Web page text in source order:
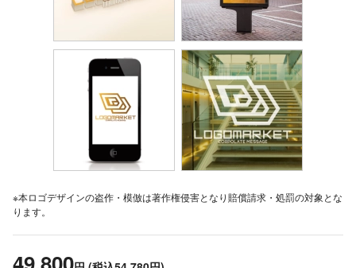
※本ロゴデザインの盗作・模倣は著作権侵害となり賠償請求・処罰の対象とな
ります。